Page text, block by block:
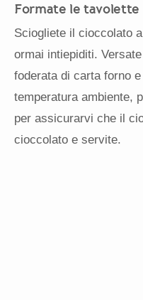
Formate le tavolette
Sciogliete il cioccolato
ormai intiepiditi.
foderata di carta forno
temperatura ambiente,
per assicurarvi che il
cioccolato e servite.